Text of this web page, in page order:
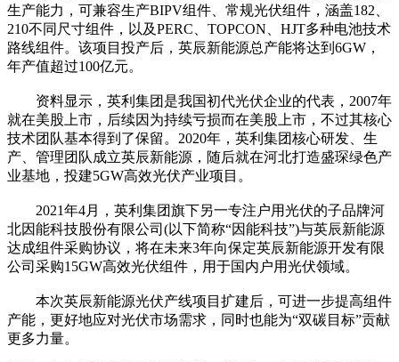
生产能力，可兼容生产BIPV组件、常规光伏组件，涵盖182、
210不同尺寸组件，以及PERC、TOPCON、HJT多种电池技术
路线组件。该项目投产后，英辰新能源总产能将达到6GW，
年产值超过100亿元。
资料显示，英利集团是我国初代光伏企业的代表，2007年
就在美股上市，后续因为持续亏损而在美股上市，不过其核心
技术团队基本得到了保留。2020年，英利集团核心研发、生
产、管理团队成立英辰新能源，随后就在河北打造盛琛绿色产
业基地，投建5GW高效光伏产业项目。
2021年4月，英利集团旗下另一专注户用光伏的子品牌河
北因能科技股份有限公司(以下简称“因能科技”)与英辰新能源
达成组件采购协议，将在未来3年向保定英辰新能源开发有限
公司采购15GW高效光伏组件，用于国内户用光伏领域。
本次英辰新能源光伏产线项目扩建后，可进一步提高组件
产能，更好地应对光伏市场需求，同时也能为“双碳目标”贡献
更多力量。